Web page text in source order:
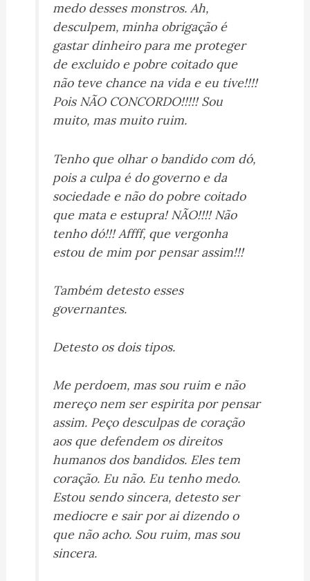
medo desses monstros. Ah,
desculpem, minha obrigação é
gastar dinheiro para me proteger
de excluido e pobre coitado que
não teve chance na vida e eu tive!!!!
Pois NÃO CONCORDO!!!!! Sou
muito, mas muito ruim.
Tenho que olhar o bandido com dó,
pois a culpa é do governo e da
sociedade e não do pobre coitado
que mata e estupra! NÃO!!!! Não
tenho dó!!! Affff, que vergonha
estou de mim por pensar assim!!!
Também detesto esses
governantes.
Detesto os dois tipos.
Me perdoem, mas sou ruim e não
mereço nem ser espirita por pensar
assim. Peço desculpas de coração
aos que defendem os direitos
humanos dos bandidos. Eles tem
coração. Eu não. Eu tenho medo.
Estou sendo sincera, detesto ser
mediocre e sair por ai dizendo o
que não acho. Sou ruim, mas sou
sincera.